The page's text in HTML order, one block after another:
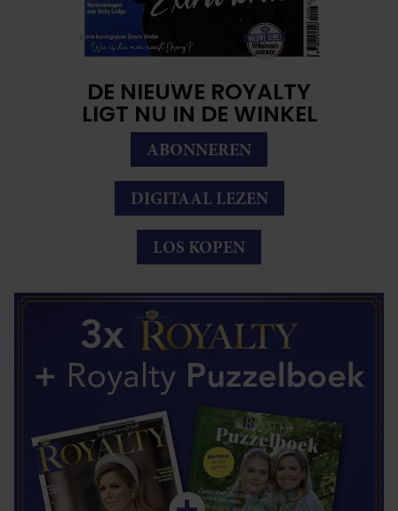
DE NIEUWE ROYALTY
LIGT NU IN DE WINKEL
ABONNEREN
DIGITAAL LEZEN
LOS KOPEN